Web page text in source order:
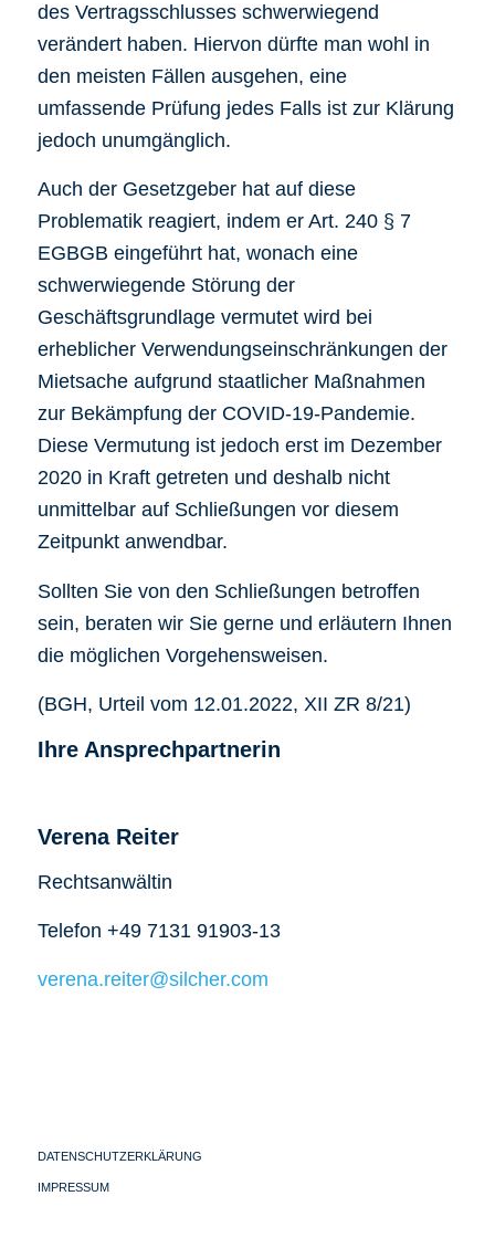
des Vertragsschlusses schwerwiegend
verändert haben. Hiervon dürfte man wohl in
den meisten Fällen ausgehen, eine
umfassende Prüfung jedes Falls ist zur Klärung
jedoch unumgänglich.
Auch der Gesetzgeber hat auf diese
Problematik reagiert, indem er Art. 240 § 7
EGBGB eingeführt hat, wonach eine
schwerwiegende Störung der
Geschäftsgrundlage vermutet wird bei
erheblicher Verwendungseinschränkungen der
Mietsache aufgrund staatlicher Maßnahmen
zur Bekämpfung der COVID-19-Pandemie.
Diese Vermutung ist jedoch erst im Dezember
2020 in Kraft getreten und deshalb nicht
unmittelbar auf Schließungen vor diesem
Zeitpunkt anwendbar.
Sollten Sie von den Schließungen betroffen
sein, beraten wir Sie gerne und erläutern Ihnen
die möglichen Vorgehensweisen.
(BGH, Urteil vom 12.01.2022, XII ZR 8/21)
Ihre Ansprechpartnerin
Verena Reiter
Rechtsanwältin
Telefon +49 7131 91903-13
verena.reiter@silcher.com
DATENSCHUTZERKLÄRUNG
IMPRESSUM